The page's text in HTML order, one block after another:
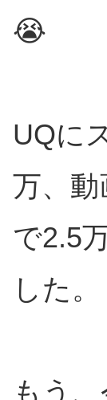
😭
UQに
万、
で2.5
した。
もう